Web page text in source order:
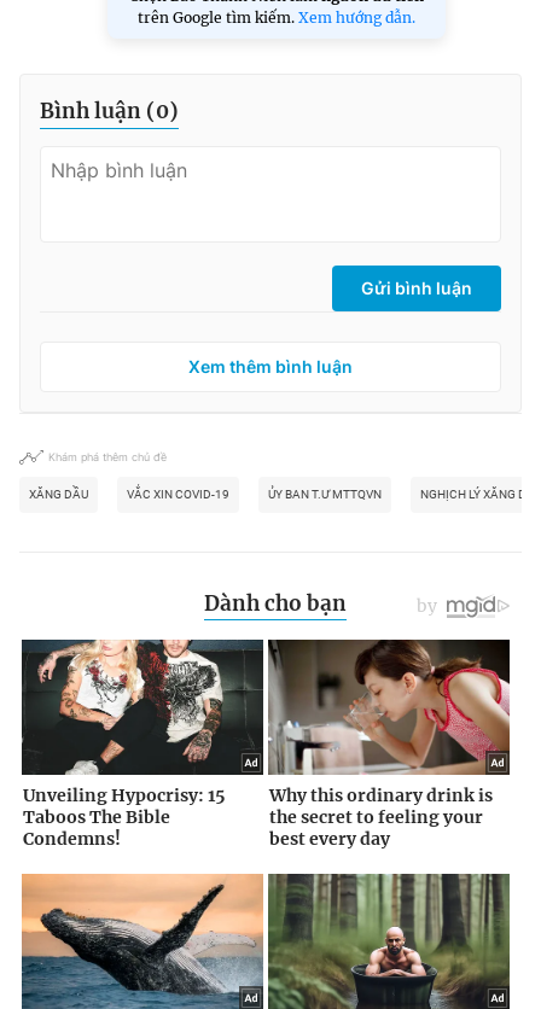
trên Google tìm kiếm. Xem hướng dẫn.
Bình luận (0)
Gửi bình luận
Xem thêm bình luận
Khám phá thêm chủ đề
XĂNG DẦU VẮC XIN COVID-19 ỦY BAN T.Ư MTTQVN NGHỊCH LÝ XĂNG DẦU